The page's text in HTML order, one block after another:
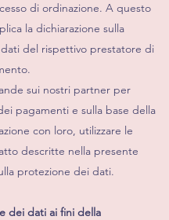
di ordinazione. A questo
la dichiarazione sulla
del rispettivo prestatore di
sui nostri partner per
pagamenti e sulla base della
con loro, utilizzare le
descritte nella presente
protezione dei dati.
dei dati ai fini della